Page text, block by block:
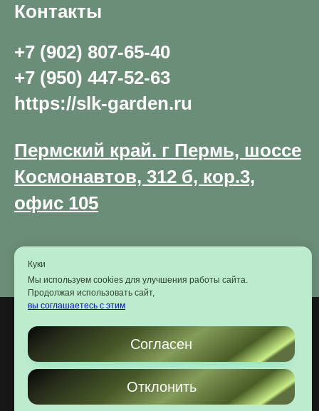
Контакты
+7 (902) 807-65-40
+7 (950) 447-52-63
https://slk-garden.ru
Пермский край. г Пермь, шоссе
Космонавтов, 312 б, кор.3,
офис 105
Куки
Мы используем cookies для улучшения работы сайта.
Продолжая использовать сайт,
вы соглашаетесь с этим
Согласен
Отклонить